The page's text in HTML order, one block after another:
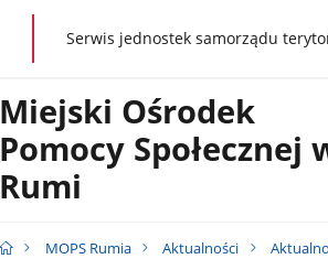
gov.plSerwis jednostek samorządu
Miejski Ośrodek
Pomocy Społecznej
Rumi
MOPS Rumia Aktualności